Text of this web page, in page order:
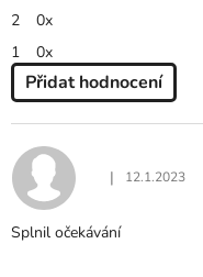
2
0x
1
0x
Přidat hodnocení
P
I
S
H
O
Hodnocení
| 12.1.2023
Splnil očekávání